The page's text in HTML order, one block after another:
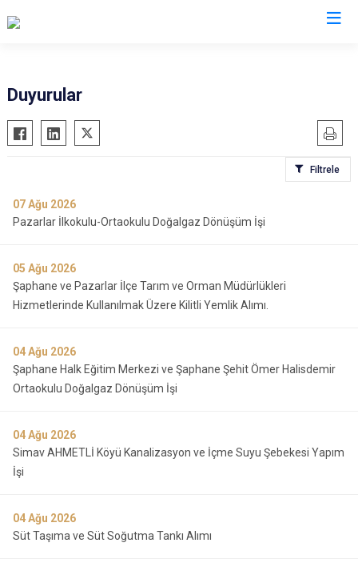
Duyurular
Filtrele
07Ağu 2026
Pazarlar İlkokulu-Ortaokulu Doğalgaz Dönüşüm İşi
05 Ağu 2026
Şaphane ve Pazarlar İlçe Tarım ve Orman Müdürlükleri
Hizmetlerinde Kullanılmak Üzere Kilitli Yemlik Alımı.
04Ağu 2026
Şaphane Halk Eğitim Merkezi ve Şaphane Şehit Ömer Halisdemir
Ortaokulu Doğalgaz Dönüşüm İşi
04Ağu 2026
Simav AHMETLİ Köyü Kanalizasyon ve İçme Suyu Şebekesi Yapım
İşi
04Ağu 2026
Süt Taşıma ve Süt Soğutma Tankı Alımı